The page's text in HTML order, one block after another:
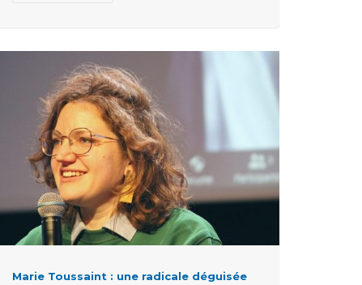
Marie Toussaint : une radicale déguisée